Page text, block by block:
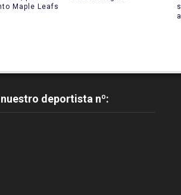
Maple Leafs
nuestro deportista nº: